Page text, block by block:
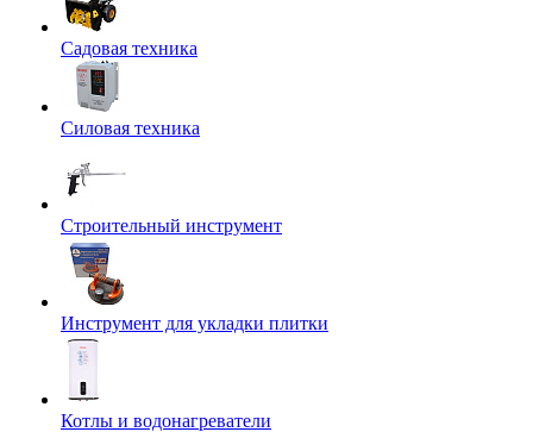
Садовая техника
Силовая техника
Строительный инструмент
Инструмент для укладки плитки
Котлы и водонагреватели